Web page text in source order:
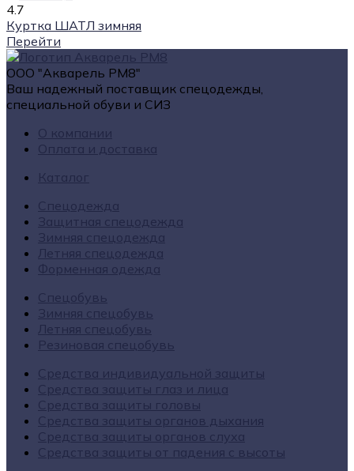
4.7
Куртка ШАТЛ зимняя
Перейти
ООО "Акварель РМ8"
Ваш надежный поставщик спецодежды,
специальной обуви и СИЗ
О компании
Оплата и доставка
Каталог
Спецодежда
Защитная спецодежда
Зимняя спецодежда
Летняя спецодежда
Форменная одежда
Спецобувь
Зимняя спецобувь
Летняя спецобувь
Резиновая спецобувь
Средства индивидуальной защиты
Средства защиты глаз и лица
Средства защиты головы
Средства защиты органов дыхания
Средства защиты органов слуха
Средства защиты от падения с высоты